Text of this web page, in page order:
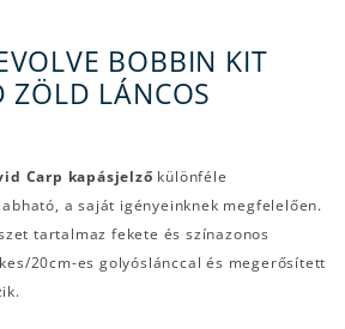
BOBBIN KIT
ZÖLD LÁNCOS
Carp kapásjelző különféle
a saját igényeinknek megfelelően.
tartalmaz fekete és színazonos
20cm-es golyóslánccal és megerősített